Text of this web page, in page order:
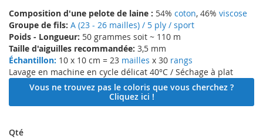
Composition d'une pelote de laine : 54% coton, 46% viscose
Groupe de fils: A (23 - 26 mailles) / 5 ply / sport
Poids - Longueur: 50 grammes soit ~ 110 m
Taille d'aiguilles recommandée: 3,5 mm
Échantillon: 10 x 10 cm = 23 mailles x 30 rangs
Lavage en machine en cycle délicat 40°C / Séchage à plat
Vous ne trouvez pas le coloris que vous cherchez ?
Cliquez ici !
Qté
gallery